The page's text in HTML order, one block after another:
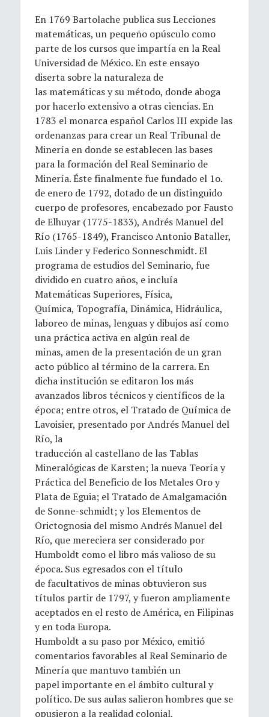
En 1769 Bartolache publica sus Lecciones
matemáticas, un pequeño opúsculo como
parte de los cursos que impartía en la Real
Universidad de México. En este ensayo
diserta sobre la naturaleza de
las matemáticas y su método, donde aboga
por hacerlo extensivo a otras ciencias. En
1783 el monarca español Carlos III expide las
ordenanzas para crear un Real Tribunal de
Minería en donde se establecen las bases
para la formación del Real Seminario de
Minería. Éste finalmente fue fundado el 1o.
de enero de 1792, dotado de un distinguido
cuerpo de profesores, encabezado por Fausto
de Elhuyar (1775-1833), Andrés Manuel del
Río (1765-1849), Francisco Antonio Bataller,
Luis Linder y Federico Sonneschmidt. El
programa de estudios del Seminario, fue
dividido en cuatro años, e incluía
Matemáticas Superiores, Física,
Química, Topografía, Dinámica, Hidráulica,
laboreo de minas, lenguas y dibujos así como
una práctica activa en algún real de
minas, amen de la presentación de un gran
acto público al término de la carrera. En
dicha institución se editaron los más
avanzados libros técnicos y científicos de la
época; entre otros, el Tratado de Química de
Lavoisier, presentado por Andrés Manuel del
Río, la
traducción al castellano de las Tablas
Mineralógicas de Karsten; la nueva Teoría y
Práctica del Beneficio de los Metales Oro y
Plata de Eguia; el Tratado de Amalgamación
de Sonne-schmidt; y los Elementos de
Orictognosia del mismo Andrés Manuel del
Río, que mereciera ser considerado por
Humboldt como el libro más valioso de su
época. Sus egresados con el título
de facultativos de minas obtuvieron sus
títulos partir de 1797, y fueron ampliamente
aceptados en el resto de América, en Filipinas
y en toda Europa.
Humboldt a su paso por México, emitió
comentarios favorables al Real Seminario de
Minería que mantuvo también un
papel importante en el ámbito cultural y
político. De sus aulas salieron hombres que se
opusieron a la realidad colonial,